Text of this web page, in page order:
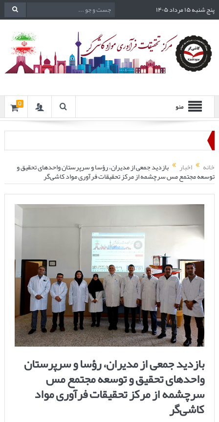
پنج شنبه ۱۵ مرداد ۱۴۰۵
منو 0
خانه اخبار بازدید جمعی از مدیران، رؤسا و سرپرستان واحدهای تحقیق و
توسعه مجتمع مس سرچشمه از مرکز تحقیقات فرآوری مواد کاشی‌گر
بازدید جمعی از مدیران، رؤسا و سرپرستان
واحدهای تحقیق و توسعه مجتمع مس
سرچشمه از مرکز تحقیقات فرآوری مواد
کاشی‌گر